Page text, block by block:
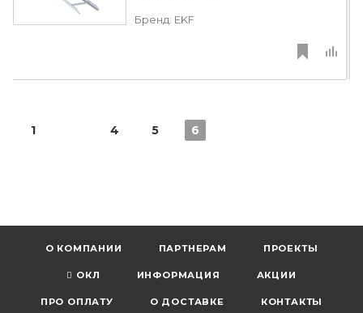
Бренд: EKF
1 4 5 6
О КОМПАНИИ ПАРТНЕРАМ ПРОЕКТЫ
ОКЛ ИНФОРМАЦИЯ АКЦИИ
ПРО ОПЛАТУ О ДОСТАВКЕ КОНТАКТЫ